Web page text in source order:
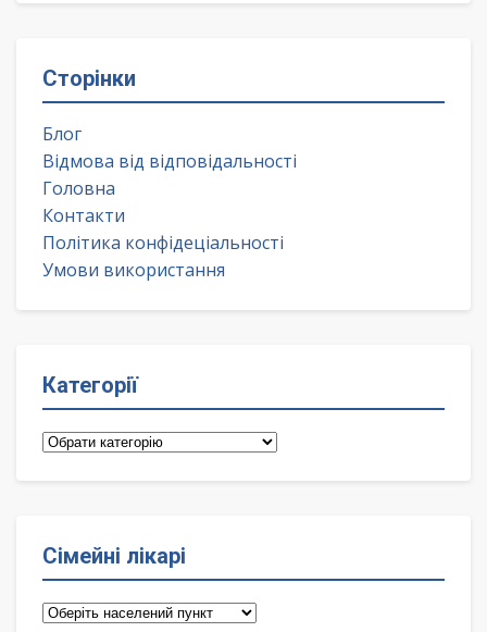
Сторінки
Блог
Відмова від відповідальності
Головна
Контакти
Політика конфідеціальності
Умови використання
Категорії
Категорії
Сімейні лікарі
Сімейні